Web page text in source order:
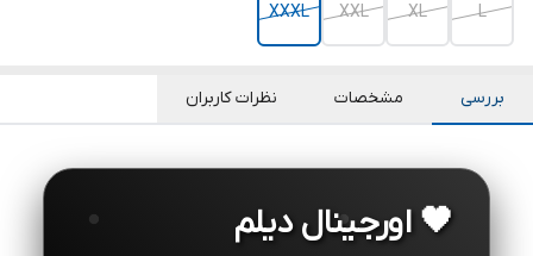
L
XL
XXL
XXXL
بررسی مشخصات نظرات کاربران
🖤 اورجینال دیلم